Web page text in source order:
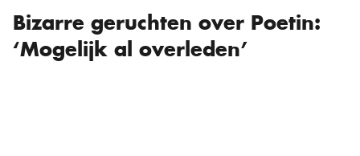
Bizarre geruchten over Poetin:
‘Mogelijk al overleden’